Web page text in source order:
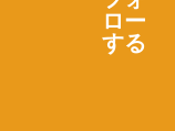
ロー
する